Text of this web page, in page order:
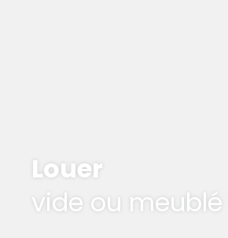
Louer
vide ou meublé